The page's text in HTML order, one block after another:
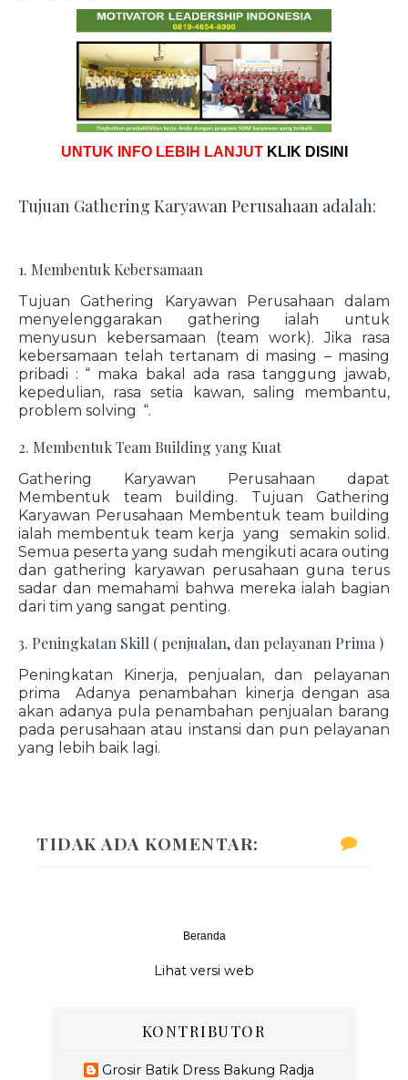
UNTUK INFO LEBIH LANJUT KLIK DISINI
Tujuan Gathering Karyawan Perusahaan adalah:
1. Membentuk Kebersamaan
Tujuan Gathering Karyawan Perusahaan dalam
menyelenggarakan gathering ialah untuk
menyusun kebersamaan (team work). Jika rasa
kebersamaan telah tertanam di masing – masing
pribadi : “ maka bakal ada rasa tanggung jawab,
kepedulian, rasa setia kawan, saling membantu,
problem solving “.
2. Membentuk Team Building yang Kuat
Gathering Karyawan Perusahaan dapat
Membentuk team building. Tujuan Gathering
Karyawan Perusahaan Membentuk team building
ialah membentuk team kerja yang semakin solid.
Semua peserta yang sudah mengikuti acara outing
dan gathering karyawan perusahaan guna terus
sadar dan memahami bahwa mereka ialah bagian
dari tim yang sangat penting.
3. Peningkatan Skill ( penjualan, dan pelayanan Prima )
Peningkatan Kinerja, penjualan, dan pelayanan
prima Adanya penambahan kinerja dengan asa
akan adanya pula penambahan penjualan barang
pada perusahaan atau instansi dan pun pelayanan
yang lebih baik lagi.
TIDAK ADA KOMENTAR:
Beranda
Lihat versi web
KONTRIBUTOR
Grosir Batik Dress Bakung Radja